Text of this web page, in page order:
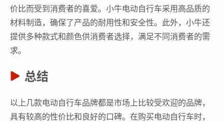
价比而受到消费者的喜爱。小牛电动自行车采用高品质的
材料制造，确保了产品的耐用性和安全性。此外，小牛还
提供多种款式和颜色供消费者选择，满足不同消费者的需
求。
总结
以上几款电动自行车品牌都是市场上比较受欢迎的品牌，
具有较高的性价比和良好的口碑。在购买电动自行车时，